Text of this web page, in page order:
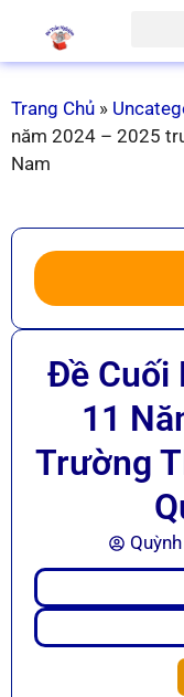
Trang Chủ »
năm 2024 – 2025
Nam
Đề Cuối
11
Trường